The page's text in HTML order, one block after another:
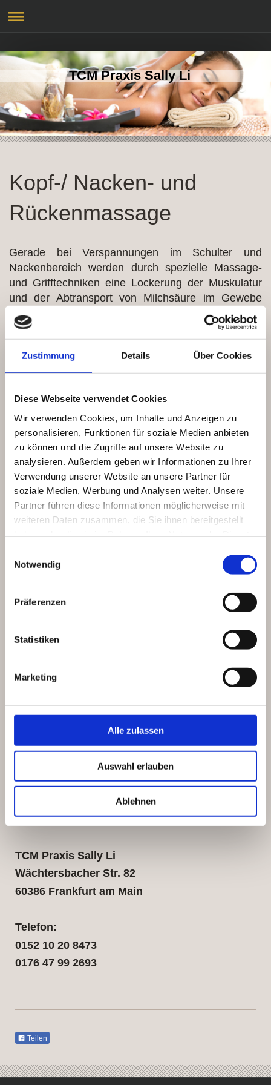
Zustimmung Details Über Cookies
Diese Webseite verwendet Cookies
Wir verwenden Cookies, um Inhalte und Anzeigen zu
personalisieren, Funktionen für soziale Medien anbieten
zu können und die Zugriffe auf unsere Website zu
analysieren. Außerdem geben wir Informationen zu Ihrer
Verwendung unserer Website an unsere Partner für
soziale Medien, Werbung und Analysen weiter. Unsere
Partner führen diese Informationen möglicherweise mit
weiteren Daten zusammen, die Sie ihnen bereitgestellt
Notwendig
Präferenzen
Statistiken
Marketing
Alle zulassen
Auswahl erlauben
Ablehnen
TCM Praxis Sally Li
Kopf-/ Nacken- und
Rückenmassage
Gerade bei Verspannungen im Schulter und
Nackenbereich werden durch spezielle Massage-
und Grifftechniken eine Lockerung der Muskulatur
und der Abtransport von Milchsäure im Gewebe
bewirkt, die Verspannungen und
Muskelverhärtungen werden gelöst werden.
Schmerz kann so vorgebeugt, oder bereits
vorhandene Schmerzen gelindert werden.
Preise
30 Minuten € 35,--
60 Minuten € 65,--
Hier finden Sie uns:
TCM Praxis Sally Li
Wächtersbacher Str. 82
60386 Frankfurt am Main
Telefon:
0152 10 20 8473
0176 47 99 2693
Teilen